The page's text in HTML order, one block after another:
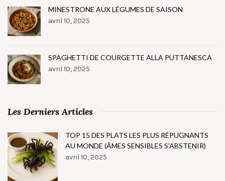
MINESTRONE AUX LÉGUMES DE SAISON
avril 10, 2025
SPAGHETTI DE COURGETTE ALLA PUTTANESCA
avril 10, 2025
Les Derniers Articles
TOP 15 DES PLATS LES PLUS RÉPUGNANTS
AU MONDE (ÂMES SENSIBLES S’ABSTENIR)
avril 10, 2025